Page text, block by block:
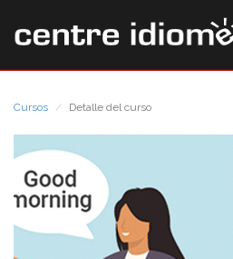
Cursos Detalle del curso